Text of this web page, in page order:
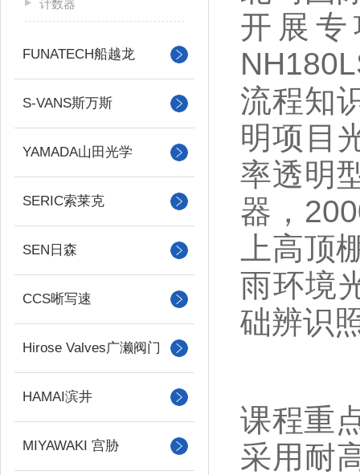
计数器
FUNATECH船越龙
S-VANS斯万斯
YAMADA山田光学
SERIC索莱克
SEN日森
CCS晰写速
Hirose Valves广濑阀门
HAMAI滨井
MIYAWAKI 宫胁
开展
流程知
明项目
率透明
器，
上高顶
雨环境
础辨识
课程重
采用耐